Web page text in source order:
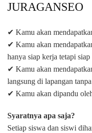
JURAGANSEO
✔ Kamu akan
✔ Kamu akan
hanya siap kerja tetapi
✔ Kamu akan
langsung di lapangan
✔ Kamu akan dipandu
Syaratnya apa saja?
Setiap siswa dan siswi